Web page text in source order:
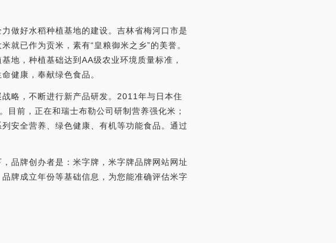
做好水稻种植基地的建设。吉林省梅河口市是
就已作为贡米，素有“皇粮御米之乡”的美誉。
地，种植基础达到AA级农业环境质量标准，
健康，奉献绿色食品。
略，不断进行新产品研发。2011年与日本住
前，正在和瑞士布勒公司研制营养强化米；
安全营养、绿色健康、有机等功能食品。通过
品牌创办者是：米字牌，米字牌品牌网站网址
牌成立年份等基础信息，为您能准确评估米字